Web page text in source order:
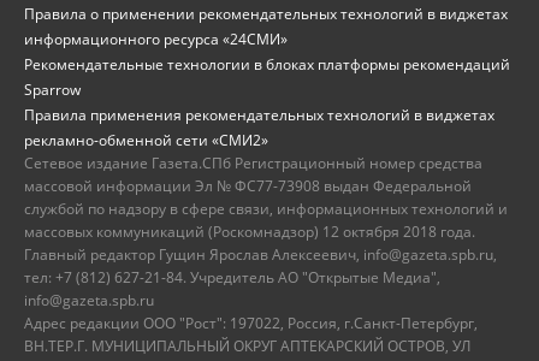
Правила о применении рекомендательных технологий в виджетах
информационного ресурса «24СМИ»
Рекомендательные технологии в блоках платформы рекомендаций
Sparrow
Правила применения рекомендательных технологий в виджетах
рекламно-обменной сети «СМИ2»
Сетевое издание Газета.СПб Регистрационный номер средства
массовой информации Эл № ФС77-73908 выдан Федеральной
службой по надзору в сфере связи, информационных технологий и
массовых коммуникаций (Роскомнадзор) 12 октября 2018 года.
Главный редактор Гущин Ярослав Алексеевич, info@gazeta.spb.ru,
тел: +7 (812) 627-21-84. Учредитель АО "Открытые Медиа",
info@gazeta.spb.ru
Адрес редакции ООО "Рост": 197022, Россия, г.Санкт-Петербург,
ВН.ТЕР.Г. МУНИЦИПАЛЬНЫЙ ОКРУГ АПТЕКАРСКИЙ ОСТРОВ, УЛ